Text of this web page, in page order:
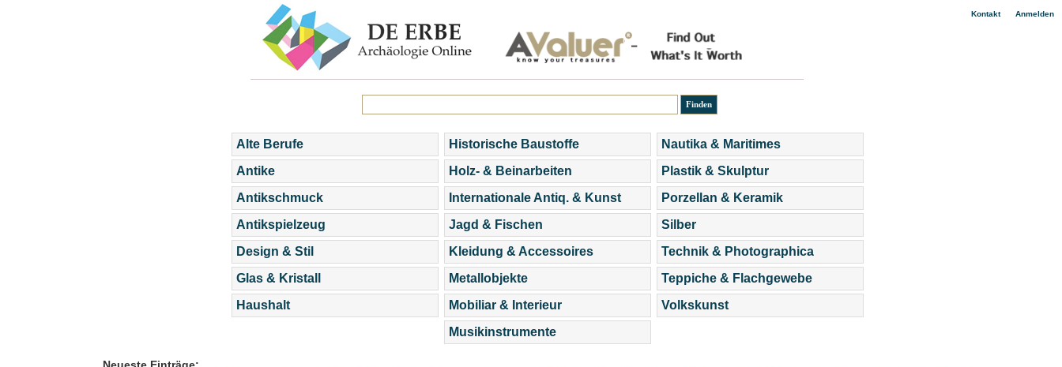
Kontakt| Anmelden
Alte Berufe
Antike
Antikschmuck
Antikspielzeug
Design & Stil
Glas & Kristall
Haushalt
Historische Baustoffe
Holz- & Beinarbeiten
Internationale Antiq. & Kunst
Jagd & Fischen
Kleidung & Accessoires
Metallobjekte
Mobiliar & Interieur
Musikinstrumente
Nautika & Maritimes
Plastik & Skulptur
Porzellan & Keramik
Silber
Technik & Photographica
Teppiche & Flachgewebe
Volkskunst